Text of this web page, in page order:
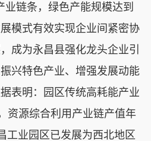
链条，绿色产能规模达到
模式有效实现企业间紧密协
成为永昌县强化龙头企业引
兴特色产业、增强发展动能
表明：园区传统高耗能产业
资源综合利用产业链产值年
工业园区已发展为西北地区